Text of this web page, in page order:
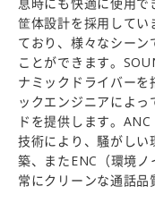
筐体設計を採用して
ており、様々なシーン
ことができます。
ナミックドライバーを
ックエンジニアによ
ドを提供します。
技術により、騒がし
築、またENC（環境
常にクリーンな通話品